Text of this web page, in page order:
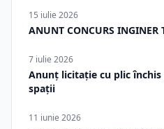
15 iulie 2026
ANUNT CONCURS INGINER
7 iulie 2026
Anunț licitație cu plic
spații
11 iunie 2026